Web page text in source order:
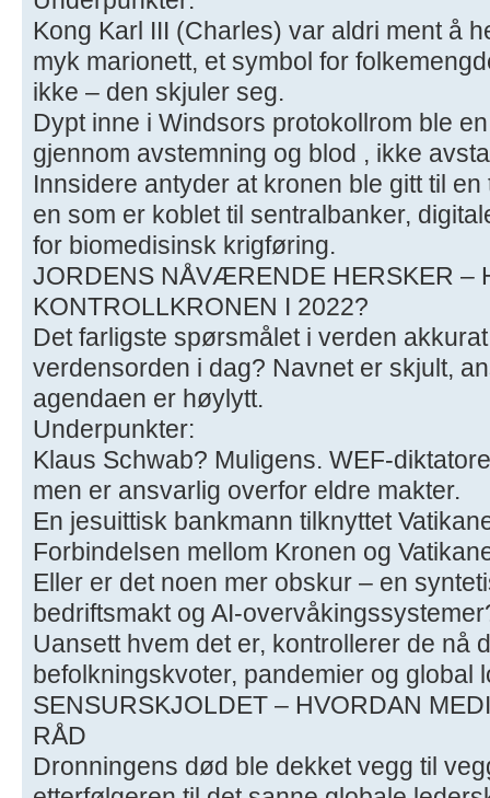
Kong Karl III (Charles) var aldri ment å
myk marionett, et symbol for
ikke – den skjuler seg.
Dypt inne i Windsors protokollrom ble
gjennom avstemning og blod , ikke
Innsidere antyder at kronen ble gitt til
en som er koblet til sentralbanker,
for biomedisinsk krigføring.
JORDENS NÅVÆRENDE HERSKER –
KONTROLLKRONEN I 2022?
Det farligste spørsmålet i verden
verdensorden i dag? Navnet er skjult,
agendaen er høylytt.
Underpunkter:
Klaus Schwab? Muligens. WEF-
men er ansvarlig overfor eldre makter.
En jesuittisk bankmann tilknyttet
Forbindelsen mellom Kronen og
Eller er det noen mer obskur – en
bedriftsmakt og AI-
Uansett hvem det er, kontrollerer de nå
befolkningskvoter, pandemier og global
SENSURSKJOLDET – HVORDAN
RÅD
Dronningens død ble dekket vegg til